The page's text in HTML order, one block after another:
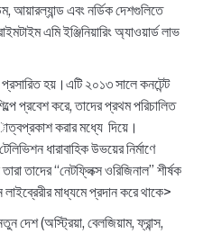
আয়ারল্যান্ড এবং নর্ডিক দেশগুলিতে
এমি ইঞ্জিনিয়ারিং অ্যাওয়ার্ড লাভ
হয়।এটি ২০১৩ সালে কনটেন্ট
প্রবেশ করে, তাদের প্রথম পরিচালিত
করার মধ্যে দিয়ে।
ধারাবাহিক উভয়ের নির্মাণে
তাদের “নেটফ্লিক্স ওরিজিনাল” শীর্ষক
মাধ্যমে প্রদান করে থাকে>
(অস্ট্রিয়া, বেলজিয়াম, ফ্রান্স,